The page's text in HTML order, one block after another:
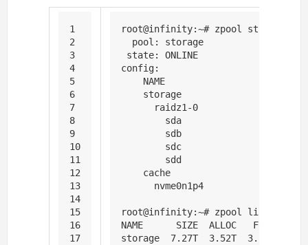
1
2
3
4
5
6
7
8
9
10
11
12
13
14
15
16
17
root@infinity:~# zpool status
  pool: storage
state: ONLINE
config:
NAME
storage
raidz1-0
sda
sdb
sdc
sdd
    cache
nvme0n1p4
root@infinity:~# zpool list
NAME      SIZE  ALLOC   FREE
storage  7.27T  3.52T  3.75T